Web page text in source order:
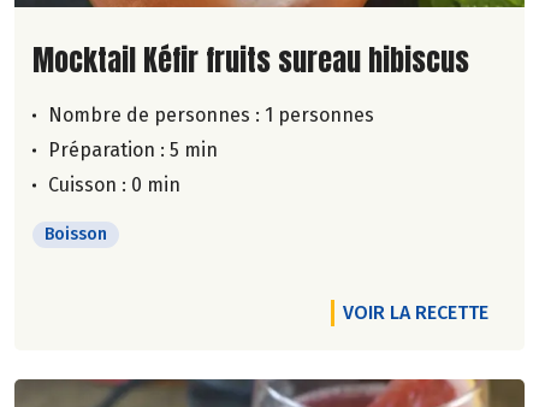
Lire la suite de la recette
Mocktail Kéfir fruits sureau hibiscus
Nombre de personnes : 1 personnes
Préparation : 5 min
Cuisson : 0 min
Boisson
VOIR LA RECETTE